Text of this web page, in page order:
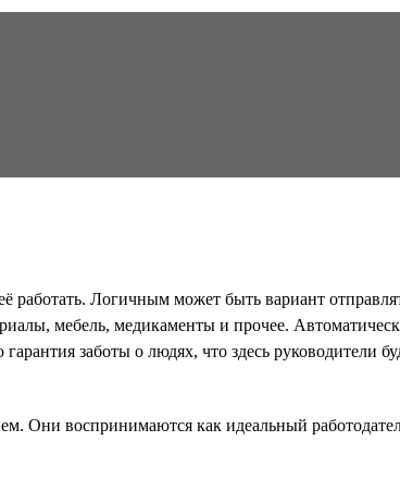
Логичным может быть вариант
мебель, медикаменты и прочее.
заботы о людях, что здесь руководители
воспринимаются как идеальный